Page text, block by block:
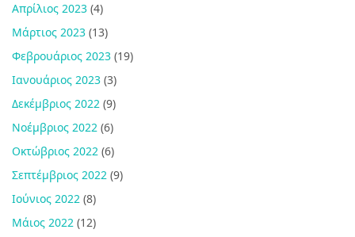
Απρίλιος 2023 (4)
Μάρτιος 2023 (13)
Φεβρουάριος 2023 (19)
Ιανουάριος 2023 (3)
Δεκέμβριος 2022 (9)
Νοέμβριος 2022 (6)
Οκτώβριος 2022 (6)
Σεπτέμβριος 2022 (9)
Ιούνιος 2022 (8)
Μάιος 2022 (12)